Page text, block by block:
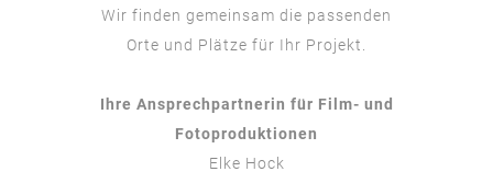
Wir finden gemeinsam die passenden
Orte und Plätze für Ihr Projekt.
Ihre Ansprechpartnerin für Film- und
Fotoproduktionen
Elke Hock